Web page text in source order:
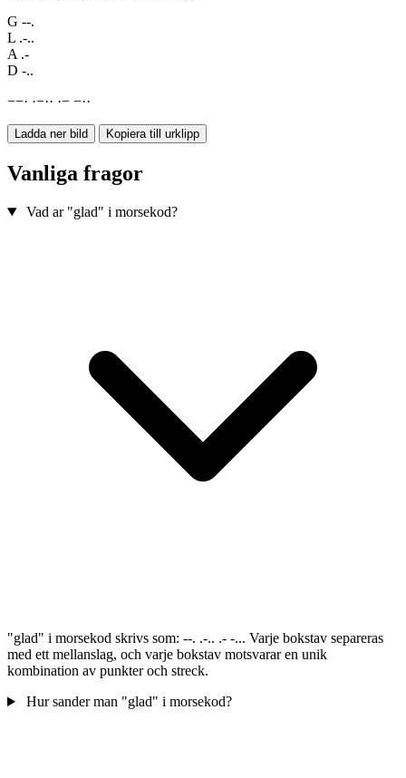
G --.
L .-..
A .-
D -..
−−· ·−·· ·− −··
Ladda ner bild Kopiera till urklipp
Vanliga fragor
Vad ar "glad" i morsekod?
"glad" i morsekod skrivs som: --. .-.. .- -... Varje bokstav separeras
med ett mellanslag, och varje bokstav motsvarar en unik
kombination av punkter och streck.
Hur sander man "glad" i morsekod?